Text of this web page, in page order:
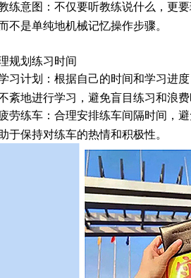
练意图：不仅要听教练说什么，更
不是单纯地机械记忆操作步骤。
规划练习时间
习计划：根据自己的时间和学习进
紊地进行学习，避免盲目练习和浪费
劳练车：合理安排练车间隔时间，
于保持对练车的热情和积极性。